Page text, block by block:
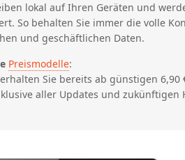
lokal auf Ihren Geräten und
So behalten Sie immer die volle
und geschäftlichen Daten.
Preismodelle:
Sie bereits ab günstigen 6,90
aller Updates und zukünftigen